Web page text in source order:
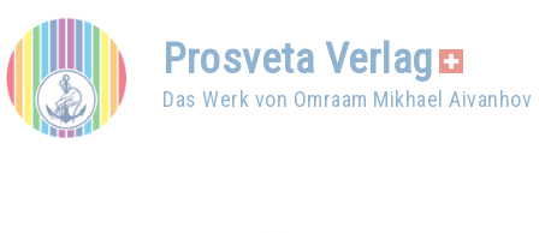
Prosveta Verlag
Das Werk von Omraam Mikhael Aivanhov